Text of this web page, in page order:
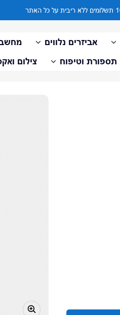
עד 10 תשלומים ללא ריבית על כל האתר
אביזרים נלווים
תספורת וטיפוח צילום